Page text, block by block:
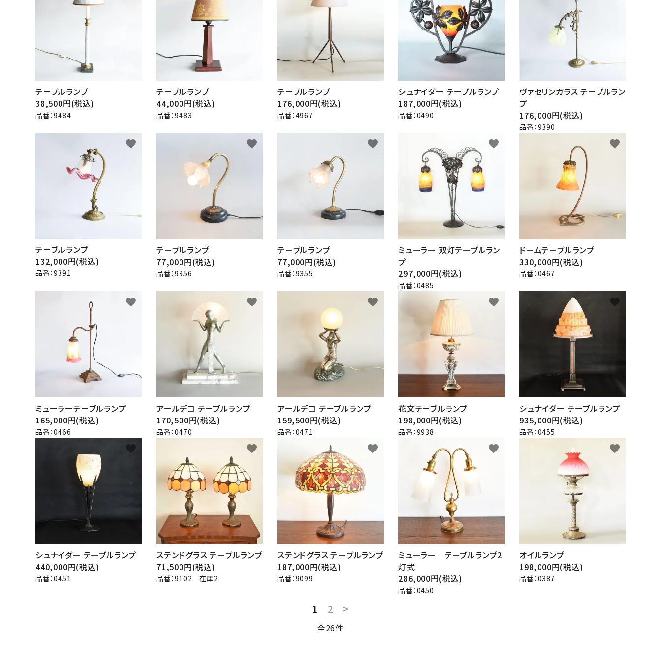
プライバシーポリシー
特定商取引法について
お問い合わせ
テーブルランプ
38,500円(税込)
品番：9484
テーブルランプ
44,000円(税込)
品番：9483
テーブルランプ
176,000円(税込)
品番：4967
シュナイダー テーブルランプ
187,000円(税込)
品番：0490
ヴァセリンガラス テーブルラン
プ
176,000円(税込)
品番：9390
テーブルランプ
132,000円(税込)
品番：9391
favorite
テーブルランプ
77,000円(税込)
品番：9356
favorite
テーブルランプ
77,000円(税込)
品番：9355
favorite
ミューラー 双灯テーブルラン
プ
297,000円(税込)
品番：0485
favorite
ドームテーブルランプ
330,000円(税込)
品番：0467
favorite
ミューラーテーブルランプ
165,000円(税込)
品番：0466
favorite
アールデコ テーブルランプ
170,500円(税込)
品番：0470
favorite
アールデコ テーブルランプ
159,500円(税込)
品番：0471
favorite
花文テーブルランプ
198,000円(税込)
品番：9938
favorite
シュナイダー テーブルランプ
935,000円(税込)
品番：0455
favorite
シュナイダー テーブルランプ
440,000円(税込)
品番：0451
favorite
ステンドグラス テーブルランプ
71,500円(税込)
品番：9102 在庫2
favorite
ステンドグラス テーブルランプ
187,000円(税込)
品番：9099
favorite
ミューラー テーブルランプ2
灯式
286,000円(税込)
品番：0450
favorite
オイルランプ
198,000円(税込)
品番：0387
favorite
1 2 >
全26件